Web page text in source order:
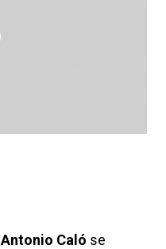
Antonio Caló se